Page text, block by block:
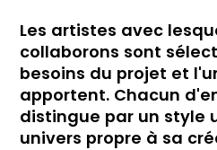
Les artistes avec
collaborons sont
besoins du projet et
apportent. Chacun
distingue par un style
univers propre à sa